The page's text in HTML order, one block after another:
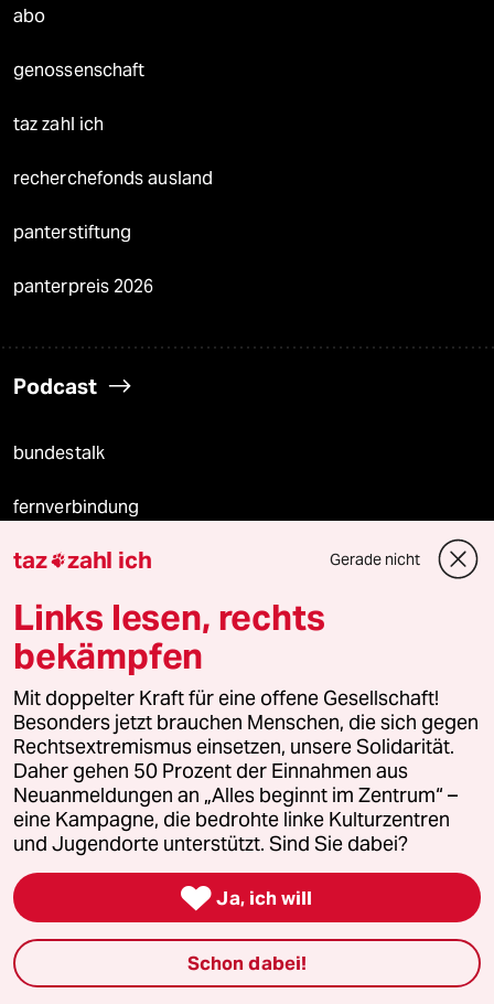
abo
genossenschaft
taz zahl ich
recherchefonds ausland
panterstiftung
panterpreis 2026
Podcast
bundestalk
fernverbindung
klima update°
Mauerecho
Freie Rede
reingehen
Newsletter
team zukunft
taz frisch
taz zahl ich Gerade nicht
Links lesen, rechts
bekämpfen
Mit doppelter Kraft für eine offene Gesellschaft!
Besonders jetzt brauchen Menschen, die sich gegen
Rechtsextremismus einsetzen, unsere Solidarität.
Daher gehen 50 Prozent der Einnahmen aus
Neuanmeldungen an „Alles beginnt im Zentrum“ –
eine Kampagne, die bedrohte linke Kulturzentren
und Jugendorte unterstützt. Sind Sie dabei?
 Ja, ich will
Schon dabei!